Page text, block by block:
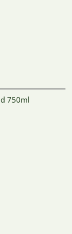
750ml